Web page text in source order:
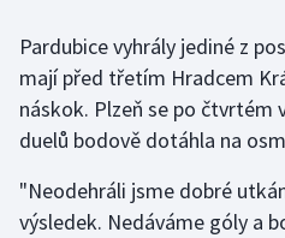
Golf
Gymnastika
Házená
Jezdectví
Pardubice vyhrály jediné z
mají před třetím Hradcem
náskok. Plzeň se po čtvrtém
duelů bodově dotáhla na
"Neodehráli jsme dobré
výsledek. Nedáváme góly a